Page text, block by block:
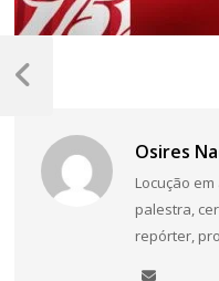
Osires
Locução
palestra,
repórter,
Navegação
de
Post